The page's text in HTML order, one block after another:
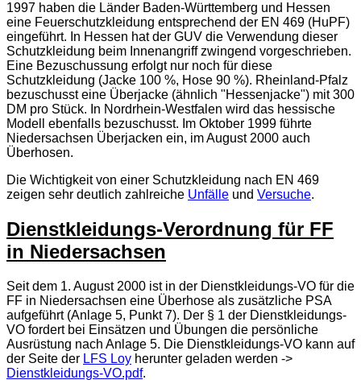
1997 haben die Länder Baden-Württemberg und Hessen
eine Feuerschutzkleidung entsprechend der EN 469 (HuPF)
eingeführt. In Hessen hat der GUV die Verwendung dieser
Schutzkleidung beim Innenangriff zwingend vorgeschrieben.
Eine Bezuschussung erfolgt nur noch für diese
Schutzkleidung (Jacke 100 %, Hose 90 %). Rheinland-Pfalz
bezuschusst eine Überjacke (ähnlich "Hessenjacke") mit 300
DM pro Stück. In Nordrhein-Westfalen wird das hessische
Modell ebenfalls bezuschusst. Im Oktober 1999 führte
Niedersachsen Überjacken ein, im August 2000 auch
Überhosen.
Die Wichtigkeit von einer Schutzkleidung nach EN 469
zeigen sehr deutlich zahlreiche Unfälle und Versuche.
Dienstkleidungs-Verordnung für FF
in Niedersachsen
Seit dem 1. August 2000 ist in der Dienstkleidungs-VO für die
FF in Niedersachsen eine Überhose als zusätzliche PSA
aufgeführt (Anlage 5, Punkt 7). Der § 1 der Dienstkleidungs-
VO fordert bei Einsätzen und Übungen die persönliche
Ausrüstung nach Anlage 5. Die Dienstkleidungs-VO kann auf
der Seite der LFS Loy herunter geladen werden ->
Dienstkleidungs-VO.pdf.